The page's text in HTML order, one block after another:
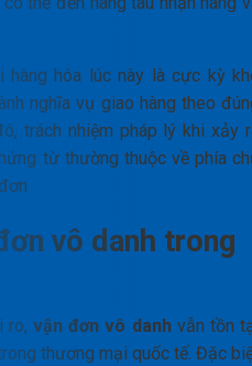
hàng hóa lúc này là cực kỳ
nghĩa vụ giao hàng theo
trách nhiệm pháp lý khi xảy
từ thường thuộc về phía
vô danh trong
ro,vận đơn vô danhvẫn tồn
thương mại quốc tế. Đặc